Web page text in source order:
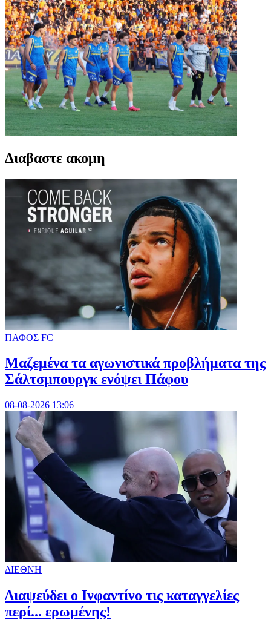
Διαβαστε ακομη
ΠΑΦΟΣ FC
Μαζεμένα τα αγωνιστικά προβλήματα της
Σάλτσμπουργκ ενόψει Πάφου
08-08-2026 13:06
ΔΙΕΘΝΗ
Διαψεύδει ο Ινφαντίνο τις καταγγελίες
περί... ερωμένης!